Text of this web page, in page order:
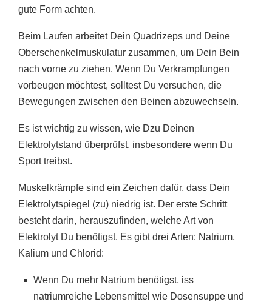
gute Form achten.
Beim Laufen arbeitet Dein Quadrizeps und Deine
Oberschenkelmuskulatur zusammen, um Dein Bein
nach vorne zu ziehen. Wenn Du Verkrampfungen
vorbeugen möchtest, solltest Du versuchen, die
Bewegungen zwischen den Beinen abzuwechseln.
Es ist wichtig zu wissen, wie Dzu Deinen
Elektrolytstand überprüfst, insbesondere wenn Du
Sport treibst.
Muskelkrämpfe sind ein Zeichen dafür, dass Dein
Elektrolytspiegel (zu) niedrig ist. Der erste Schritt
besteht darin, herauszufinden, welche Art von
Elektrolyt Du benötigst. Es gibt drei Arten: Natrium,
Kalium und Chlorid:
Wenn Du mehr Natrium benötigst, iss
natriumreiche Lebensmittel wie Dosensuppe und